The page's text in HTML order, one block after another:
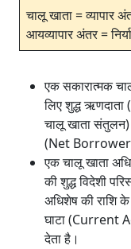
चालू खाता = व्यापार
आयव्यापार अंतर =
एक सकारात्मक
लिए शुद्ध
चालू खाता संतुलन)
(Net
एक चालू खाता
की शुद्ध विदेशी
अधिशेष की राशि
घाटा (Current
देता है।